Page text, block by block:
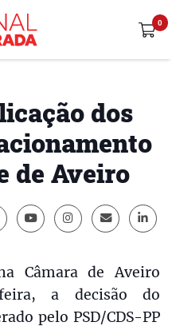
dos
de Aveiro
Câmara de Aveiro
a decisão do
pelo PSD/CDS-PP